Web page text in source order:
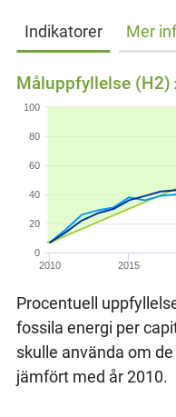
Indikatorer Mer
2010 2015
0
20
40
60
80
100
Måluppfyllelse (H2)
Procentuell
fossila energi per
skulle använda om
jämfört med år 2010.